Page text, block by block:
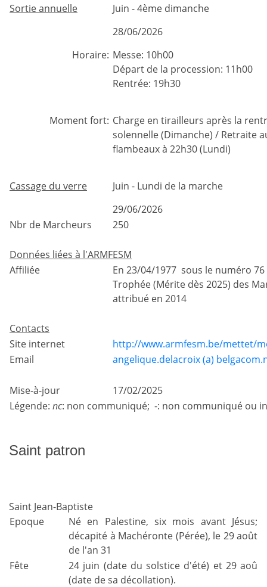
Sortie annuelle
Juin - 4ème dimanche
28/06/2026
Horaire: Messe: 10h00
Départ de la procession: 11h00
Rentrée: 19h30
Moment fort: Charge en tirailleurs après la
solennelle (Dimanche) / Retraite
flambeaux à 22h30 (Lundi)
Cassage du verre
Juin - Lundi de la marche
29/06/2026
Nbr de Marcheurs
250
Données liées à l'ARMFESM
Affiliée
En 23/04/1977 sous le numéro 76
Trophée (Mérite dès 2025) des
attribué en 2014
Contacts
Site internet
http://www.armfesm.be/mettet/
Email
angelique.delacroix (a)
Mise-à-jour
17/02/2025
Légende: nc: non communiqué; -: non communiqué ou
Saint patron
Saint Jean-Baptiste
Epoque
Né en Palestine, six mois avant Jésus;
décapité à Machéronte (Pérée), le 29 août
de l'an 31
Fête
24 juin (date du solstice d'été) et 29 aoû
(date de sa décollation).